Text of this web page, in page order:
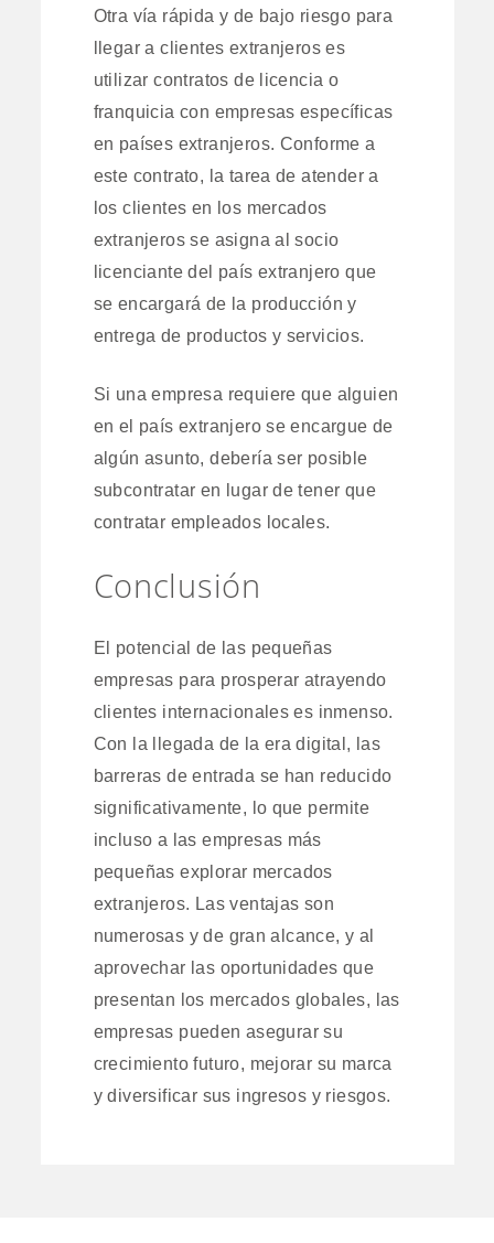
Otra vía rápida y de bajo riesgo para
llegar a clientes extranjeros es
utilizar contratos de licencia o
franquicia con empresas específicas
en países extranjeros. Conforme a
este contrato, la tarea de atender a
los clientes en los mercados
extranjeros se asigna al socio
licenciante del país extranjero que
se encargará de la producción y
entrega de productos y servicios.
Si una empresa requiere que alguien
en el país extranjero se encargue de
algún asunto, debería ser posible
subcontratar en lugar de tener que
contratar empleados locales.
Conclusión
El potencial de las pequeñas
empresas para prosperar atrayendo
clientes internacionales es inmenso.
Con la llegada de la era digital, las
barreras de entrada se han reducido
significativamente, lo que permite
incluso a las empresas más
pequeñas explorar mercados
extranjeros. Las ventajas son
numerosas y de gran alcance, y al
aprovechar las oportunidades que
presentan los mercados globales, las
empresas pueden asegurar su
crecimiento futuro, mejorar su marca
y diversificar sus ingresos y riesgos.